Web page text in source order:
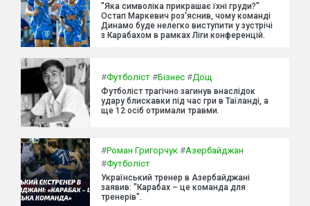
"Яка символіка прикрашає їхні груди?"
Остап Маркевич роз'яснив, чому команді
Динамо буде нелегко виступити у зустрічі
з Карабахом в рамках Ліги конференцій.
#Футболіст #Бізнес #Дощ
Футболіст трагічно загинув внаслідок
удару блискавки під час гри в Таїланді, а
ще 12 осіб отримали травми.
#Роман Григорчук #Азербайджан
#Футболіст
Український тренер в Азербайджані
заявив: "Карабах – це команда для
тренерів".